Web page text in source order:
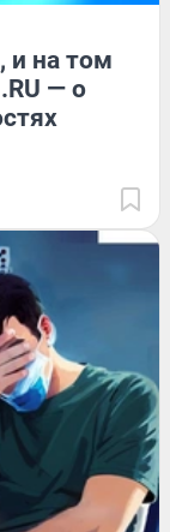
и на том
— о